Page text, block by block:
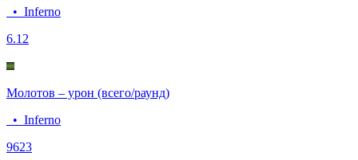
• Inferno
6.1 2
Молотов – урон (всего/раунд)
• Inferno
9623